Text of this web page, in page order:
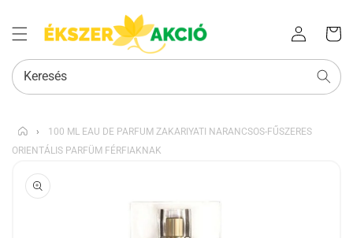
Bejelentkezés
kosara
Keresés
›
100 ML EAU DE PARFUM ZAKARIYATI NARANCSOS-FŰSZERES
ORIENTÁLIS PARFÜM FÉRFIAKNAK
UGRÁS A
TERMÉKADATOKRA